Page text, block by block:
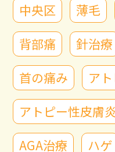
中央区
薄毛
背部痛
針治療
首の痛み
ア
アトピー性皮膚
AGA治療
ハゲ